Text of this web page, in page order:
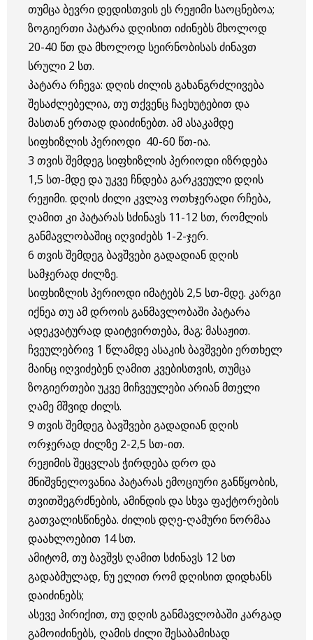
თუმცა ბევრი დედისთვის ეს რეჟიმი საოცნებოა;
ზოგიერთი პატარა დღისით იძინებს მხოლოდ
20-40 წთ და მხოლოდ სეირნობისას ძინავთ
სრული 2 სთ.
პატარა რჩევა: დღის ძილის გახანგრძლივება
შესაძლებელია, თუ თქვენც ჩაეხუტებით და
მასთან ერთად დაიძინებთ. ამ ასაკამდე
სიფხიზლის პერიოდი 40-60 წთ-ია.
3 თვის შემდეგ სიფხიზლის პერიოდი იზრდება
1,5 სთ-მდე და უკვე ჩნდება გარკვეული დღის
რეჟიმი. დღის ძილი კვლავ ოთხჯერადი რჩება,
ღამით კი პატარას სძინავს 11-12 სთ, რომლის
განმავლობაშიც იღვიძებს 1-2-ჯერ.
6 თვის შემდეგ ბავშვები გადადიან დღის
სამჯერად ძილზე.
სიფხიზლის პერიოდი იმატებს 2,5 სთ-მდე. კარგი
იქნეა თუ ამ დროის განმავლობაში პატარა
ადეკვატურად დაიტვირთება, მაგ: მასაჟით.
ჩვეულებრივ 1 წლამდე ასაკის ბავშვები ერთხელ
მაინც იღვიძებენ ღამით კვებისთვის, თუმცა
ზოგიერთები უკვე მიჩვეულები არიან მთელი
ღამე მშვიდ ძილს.
9 თვის შემდეგ ბავშვები გადადიან დღის
ორჯერად ძილზე 2-2,5 სთ-ით.
რეჟიმის შეცვლას ჭირდება დრო და
მნიშვნელოვანია პატარას ემოციური განწყობის,
თვითშეგრძნების, ამინდის და სხვა ფაქტორების
გათვალისწინება. ძილის დღე-ღამური ნორმაა
დაახლოებით 14 სთ.
ამიტომ, თუ ბავშვს ღამით სძინავს 12 სთ
გადაბმულად, ნუ ელით რომ დღისით დიდხანს
დაიძინებს;
ასევე პირიქით, თუ დღის განმავლობაში კარგად
გამოიძინებს, ღამის ძილი შესაბამისად